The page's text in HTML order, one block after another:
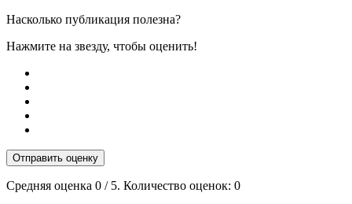
Насколько публикация полезна?
Нажмите на звезду, чтобы оценить!
Отправить оценку
Средняя оценка 0 / 5. Количество оценок: 0